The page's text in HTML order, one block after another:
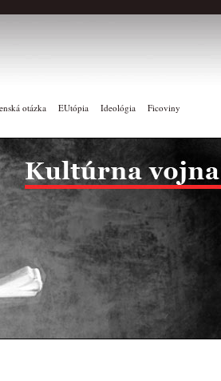
otázka EUtópia Ideológia Ficoviny